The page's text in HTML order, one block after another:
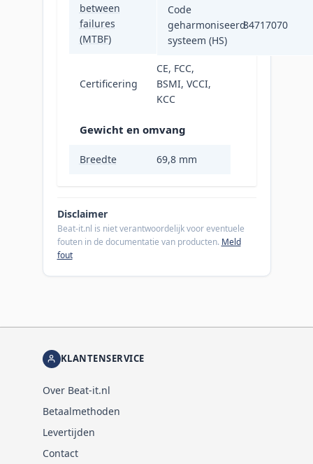
between
failures
(MTBF)
2000000 uur
Certificering
CE, FCC,
BSMI, VCCI,
KCC
Gewicht en omvang
Breedte 69,8 mm
Code
geharmoniseerd
systeem (HS)
84717070
Disclaimer
Beat-it.nl is niet verantwoordelijk voor eventuele
fouten in de documentatie van producten. Meld
fout
KLANTENSERVICE
Over Beat-it.nl
Betaalmethoden
Levertijden
Contact